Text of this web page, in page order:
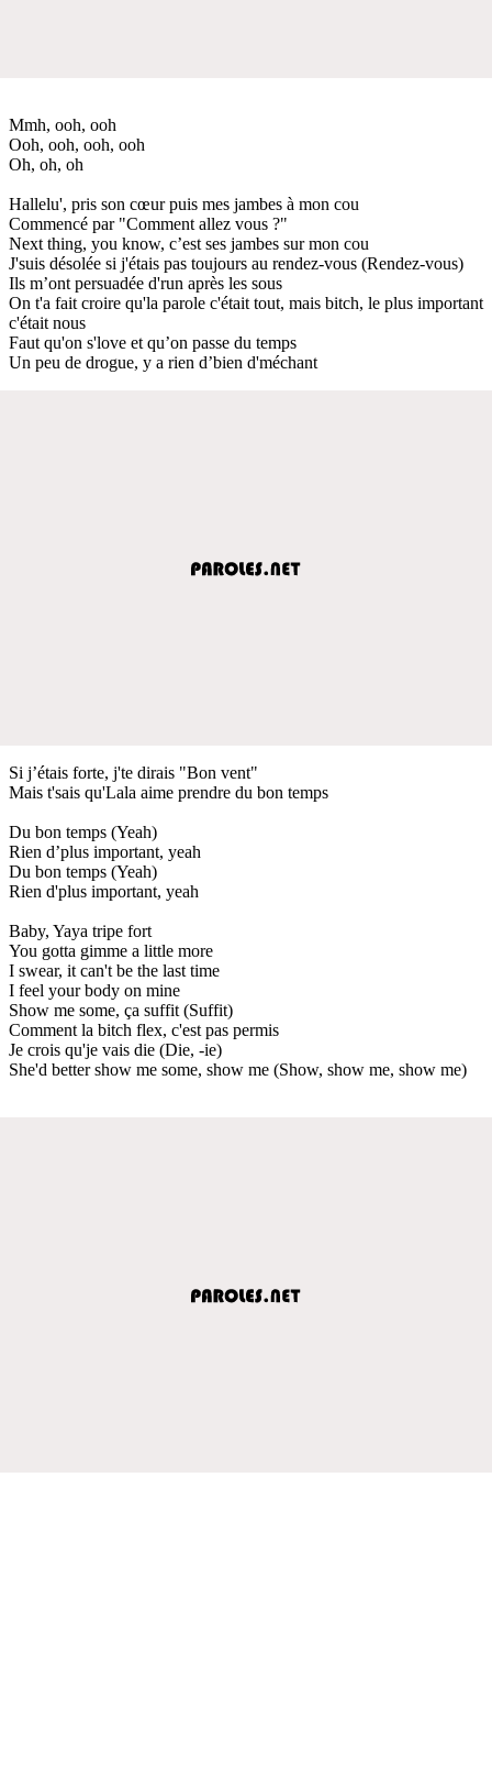
Mmh, ooh, ooh
Ooh, ooh, ooh, ooh
Oh, oh, oh
Hallelu', pris son cœur puis mes jambes à mon cou
Commencé par "Comment allez vous ?"
Next thing, you know, c’est ses jambes sur mon cou
J'suis désolée si j'étais pas toujours au rendez-vous (Rendez-vous)
Ils m’ont persuadée d'run après les sous
On t'a fait croire qu'la parole c'était tout, mais bitch, le plus important
c'était nous
Faut qu'on s'love et qu’on passe du temps
Un peu de drogue, y a rien d’bien d'méchant
Si j’étais forte, j'te dirais "Bon vent"
Mais t'sais qu'Lala aime prendre du bon temps
Du bon temps (Yeah)
Rien d’plus important, yeah
Du bon temps (Yeah)
Rien d'plus important, yeah
Baby, Yaya tripe fort
You gotta gimme a little more
I swear, it can't be the last time
I feel your body on mine
Show me some, ça suffit (Suffit)
Comment la bitch flex, c'est pas permis
Je crois qu'je vais die (Die, -ie)
She'd better show me some, show me (Show, show me, show me)